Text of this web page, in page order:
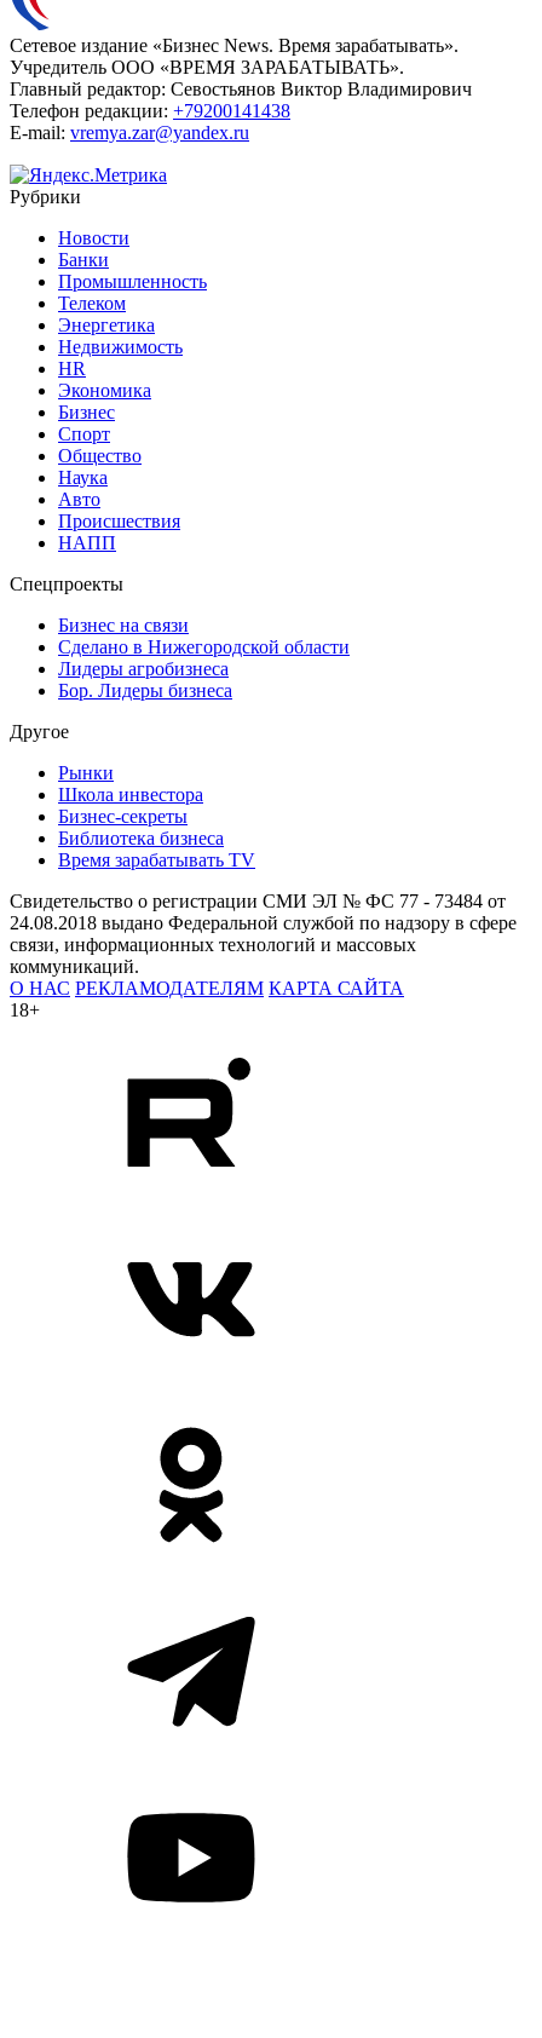
Сетевое издание «Бизнес News. Время зарабатывать».
Учредитель ООО «ВРЕМЯ ЗАРАБАТЫВАТЬ».
Главный редактор: Севостьянов Виктор Владимирович
Телефон редакции: +79200141438
E-mail: vremya.zar@yandex.ru
Рубрики
Новости
Банки
Промышленность
Телеком
Энергетика
Недвижимость
HR
Экономика
Бизнес
Спорт
Общество
Наука
Авто
Происшествия
НАПП
Спецпроекты
Бизнес на связи
Сделано в Нижегородской области
Лидеры агробизнеса
Бор. Лидеры бизнеса
Другое
Рынки
Школа инвестора
Бизнес-секреты
Библиотека бизнеса
Время зарабатывать TV
Свидетельство о регистрации СМИ ЭЛ № ФС 77 - 73484 от
24.08.2018 выдано Федеральной службой по надзору в сфере
связи, информационных технологий и массовых
коммуникаций.
О НАС РЕКЛАМОДАТЕЛЯМ КАРТА САЙТА
18+